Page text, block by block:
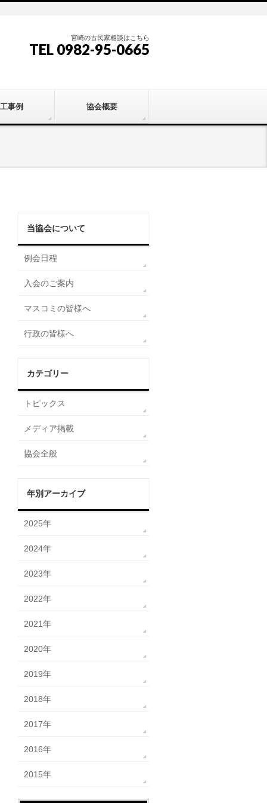
宮崎の古民家相談はこちら
TEL 0982-95-0665
事例 協会概要
当協会について
例会日程
入会のご案内
マスコミの皆様へ
行政の皆様へ
カテゴリー
トピックス
メディア掲載
協会全般
年別アーカイブ
2025年
2024年
2023年
2022年
2021年
2020年
2019年
2018年
2017年
2016年
2015年